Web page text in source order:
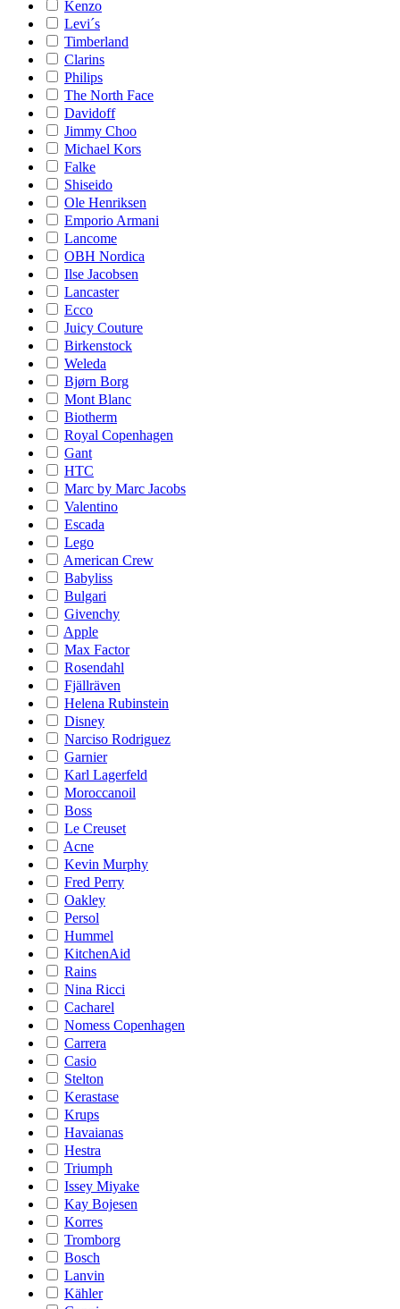
Kenzo
Levi´s
Timberland
Clarins
Philips
The North Face
Davidoff
Jimmy Choo
Michael Kors
Falke
Shiseido
Ole Henriksen
Emporio Armani
Lancome
OBH Nordica
Ilse Jacobsen
Lancaster
Ecco
Juicy Couture
Birkenstock
Weleda
Bjørn Borg
Mont Blanc
Biotherm
Royal Copenhagen
Gant
HTC
Marc by Marc Jacobs
Valentino
Escada
Lego
American Crew
Babyliss
Bulgari
Givenchy
Apple
Max Factor
Rosendahl
Fjällräven
Helena Rubinstein
Disney
Narciso Rodriguez
Garnier
Karl Lagerfeld
Moroccanoil
Boss
Le Creuset
Acne
Kevin Murphy
Fred Perry
Oakley
Persol
Hummel
KitchenAid
Rains
Nina Ricci
Cacharel
Nomess Copenhagen
Carrera
Casio
Stelton
Kerastase
Krups
Havaianas
Hestra
Triumph
Issey Miyake
Kay Bojesen
Korres
Tromborg
Bosch
Lanvin
Kähler